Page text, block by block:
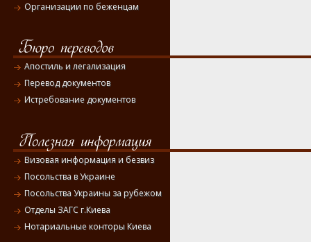
Организации по беженцам
Апостиль и легализация
Перевод документов
Истребование документов
Визовая информация и безвиз
Посольства в Украине
Посольства Украины за рубежом
Отделы ЗАГС г.Киева
Нотариальные конторы Киева